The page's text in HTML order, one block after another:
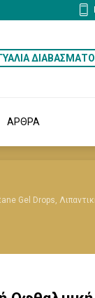
ΓΥΑΛΙΑ
ΑΡΘΡΑ
ΑΡΘΡΑ
Gel Drops,